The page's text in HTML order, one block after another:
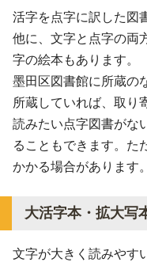
活字を点字に訳した図
他に、文字と点字の両
字の絵本もあります。
墨田区図書館に所蔵の
所蔵していれば、取り
読みたい点字図書がな
ることもできます。た
かかる場合があります。
大活字本・拡大写
文字が大きく読みやす